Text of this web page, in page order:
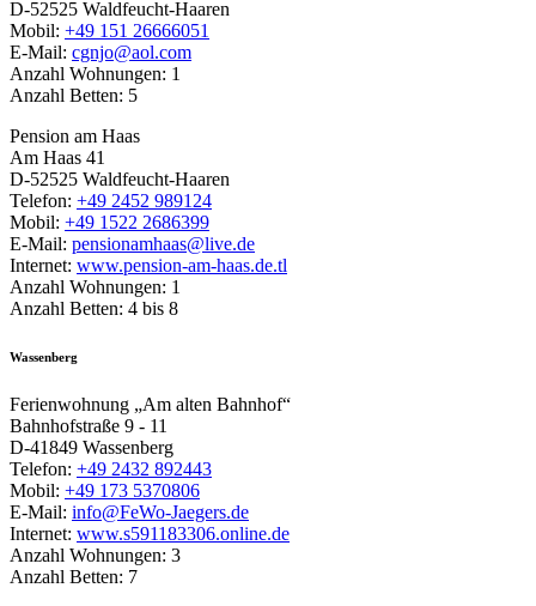
D-52525 Waldfeucht-Haaren
Mobil: +49 151 26666051
E-Mail: cgnjo@aol.com
Anzahl Wohnungen: 1
Anzahl Betten: 5
Pension am Haas
Am Haas 41
D-52525 Waldfeucht-Haaren
Telefon: +49 2452 989124
Mobil: +49 1522 2686399
E-Mail: pensionamhaas@live.de
Internet: www.pension-am-haas.de.tl
Anzahl Wohnungen: 1
Anzahl Betten: 4 bis 8
Wassenberg
Ferienwohnung „Am alten Bahnhof“
Bahnhofstraße 9 - 11
D-41849 Wassenberg
Telefon: +49 2432 892443
Mobil: +49 173 5370806
E-Mail: info@FeWo-Jaegers.de
Internet: www.s591183306.online.de
Anzahl Wohnungen: 3
Anzahl Betten: 7